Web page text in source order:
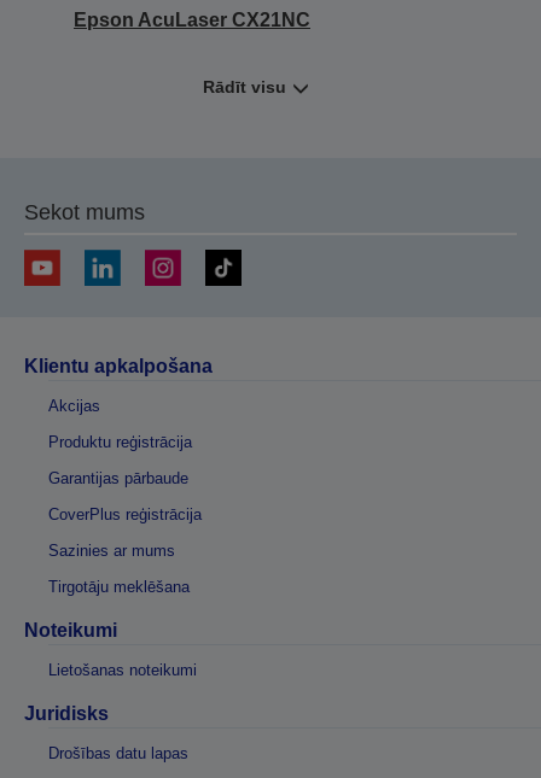
Epson AcuLaser CX21NC
Rādīt visu
Sekot mums
Klientu apkalpošana
Akcijas
Produktu reģistrācija
Garantijas pārbaude
CoverPlus reģistrācija
Sazinies ar mums
Tirgotāju meklēšana
Noteikumi
Lietošanas noteikumi
Juridisks
Drošības datu lapas